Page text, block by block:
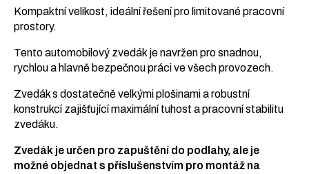
Kompaktní velikost, ideální řešení pro limitované pracovní
prostory.
Tento automobilový zvedák je navržen pro snadnou,
rychlou a hlavně bezpečnou práci ve všech provozech.
Zvedák s dostatečně velkými plošinami a robustní
konstrukcí zajišťující maximální tuhost a pracovní stabilitu
zvedáku.
Zvedák je určen pro zapuštění do podlahy, ale je
možné objednat s příslušenstvím pro montáž na